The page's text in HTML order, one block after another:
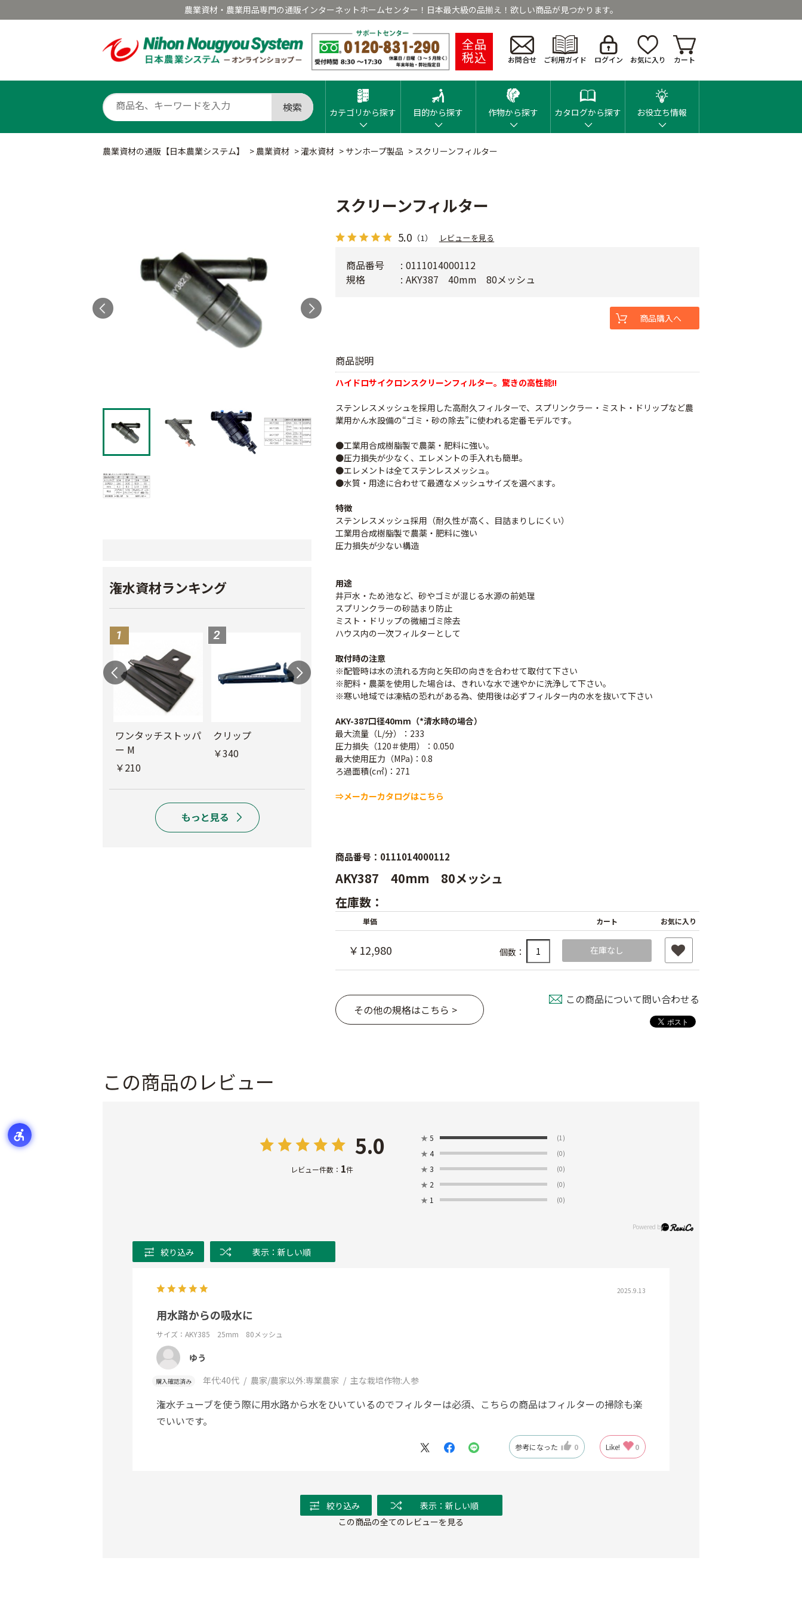
農業資材・農業用品専門の通販インターネットホームセンター！日本最大級の品揃え！欲しい商品が見つかります。
全品
税込 お問合せ ご利用ガイド ログイン お気に入り カート
検索 カテゴリから探す 目的から探す 作物から探す カタログから探す お役立ち情報
農業資材の通販【日本農業システム】 > 農業資材 >灌水資材 > サンホープ製品 > スクリーンフィルター
潅水資材ランキング
ワンタッチストッパ
ー M
￥210
クリップ
￥340
ワンタッチニップル
20（スミサンス
スクリューニップル
￥730
スクリーンフィルター
5.0 （1） レビューを見る
商品説明
ハイドロサイクロンスクリーンフィルター。驚きの高性能!!
ステンレスメッシュを採用した高耐久フィルターで、スプリンクラー・ミスト・ドリップなど農
業用かん水設備の“ゴミ・砂の除去”に使われる定番モデルです。
●工業用合成樹脂製で農薬・肥料に強い。
●圧力損失が少なく、エレメントの手入れも簡単。
●エレメントは全てステンレスメッシュ。
●水質・用途に合わせて最適なメッシュサイズを選べます。
特徴
ステンレスメッシュ採用（耐久性が高く、目詰まりしにくい）
工業用合成樹脂製で農薬・肥料に強い
圧力損失が少ない構造
用途
井戸水・ため池など、砂やゴミが混じる水源の前処理
スプリンクラーの砂詰まり防止
ミスト・ドリップの微細ゴミ除去
ハウス内の一次フィルターとして
取付時の注意
※配管時は水の流れる方向と矢印の向きを合わせて取付て下さい
※肥料・農薬を使用した場合は、きれいな水で速やかに洗浄して下さい。
※寒い地域では凍結の恐れがある為、使用後は必ずフィルター内の水を抜いて下さい
AKY-387口径40mm（*清水時の場合）
最大流量（L/分）：233
圧力損失（120＃使用）：0.050
最大使用圧力（MPa)：0.8
ろ過面積(c㎡)：271
⇒メーカーカタログはこちら
商品番号
0111014000112
規格
AKY387 40mm 80メッシュ
商品購入へ
商品番号：0111014000112
AKY387 40mm 80メッシュ
在庫数：
単価 カート お気に入り
￥12,980 個数： 在庫なし
その他の規格はこちら >
この商品について問い合わせる
この商品のレビュー
5.0
レビュー件数： 1件
★ 5 (1)
★ 4 (0)
★ 3 (0)
★ 2 (0)
★ 1 (0)
絞り込み 表示：新しい順
2025.9.13
用水路からの吸水に
サイズ：AKY385 25mm 80メッシュ
ゆう
購入確認済み 年代:40代 農家/農家以外:専業農家 主な栽培作物:人参
潅水チューブを使う際に用水路から水をひいているのでフィルターは必須、こちらの商品はフィルターの掃除も楽
でいいです。
参考になった 0 Like! 0
絞り込み
表示：新しい順
この商品の全てのレビューを見る